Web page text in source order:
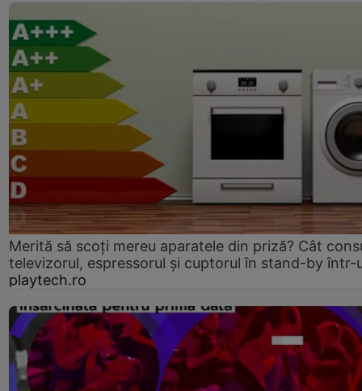
Merită să scoți mereu aparatele din priză? Cât
televizorul, espressorul și cuptorul în stand-by într-
playtech.ro